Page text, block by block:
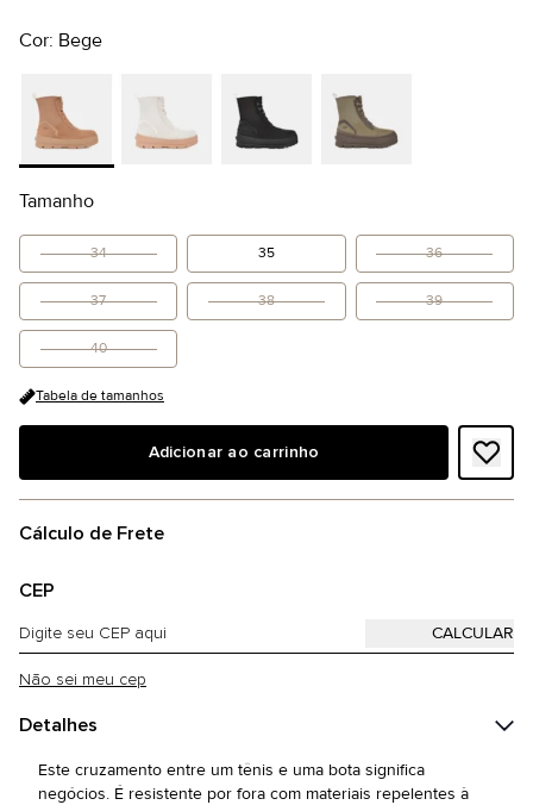
Cor: Bege
Tamanho
34 35 36
37 38 39
40
Tabela de tamanhos
Adicionar ao carrinho
Cálculo de Frete
CEP
Não sei meu cep
Detalhes
Este cruzamento entre um tênis e uma bota significa
negócios. É resistente por fora com materiais repelentes à